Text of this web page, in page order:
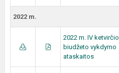
2022 m.
2022 m. IV ketvirčio
biudžeto vykdymo
ataskaitos